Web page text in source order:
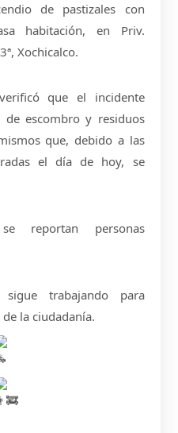
de pastizales con
habitación, en Priv.
Xochicalco.
que el incidente
escombro y residuos
que, debido a las
el día de hoy, se
reportan personas
trabajando para
la ciudadanía.